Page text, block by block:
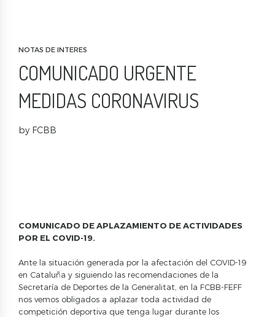
NOTAS DE INTERES
COMUNICADO URGENTE
MEDIDAS CORONAVIRUS
by FCBB
COMUNICADO DE APLAZAMIENTO DE ACTIVIDADES
POR EL COVID-19.
Ante la situación generada por la afectación del COVID-19
en Cataluña y siguiendo las recomendaciones de la
Secretaría de Deportes de la Generalitat, en la FCBB-FEFF
nos vemos obligados a aplazar toda actividad de
competición deportiva que tenga lugar durante los